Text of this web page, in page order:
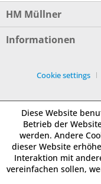
HM Müllner
Informationen
Cookie settings
Diese Website
Betrieb der
werden. Andere
dieser Website
Interaktion mit
vereinfachen sollen,